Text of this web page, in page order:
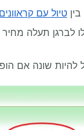
טיול עם קראוונים
לברגן תעלה
להיות שונה אם